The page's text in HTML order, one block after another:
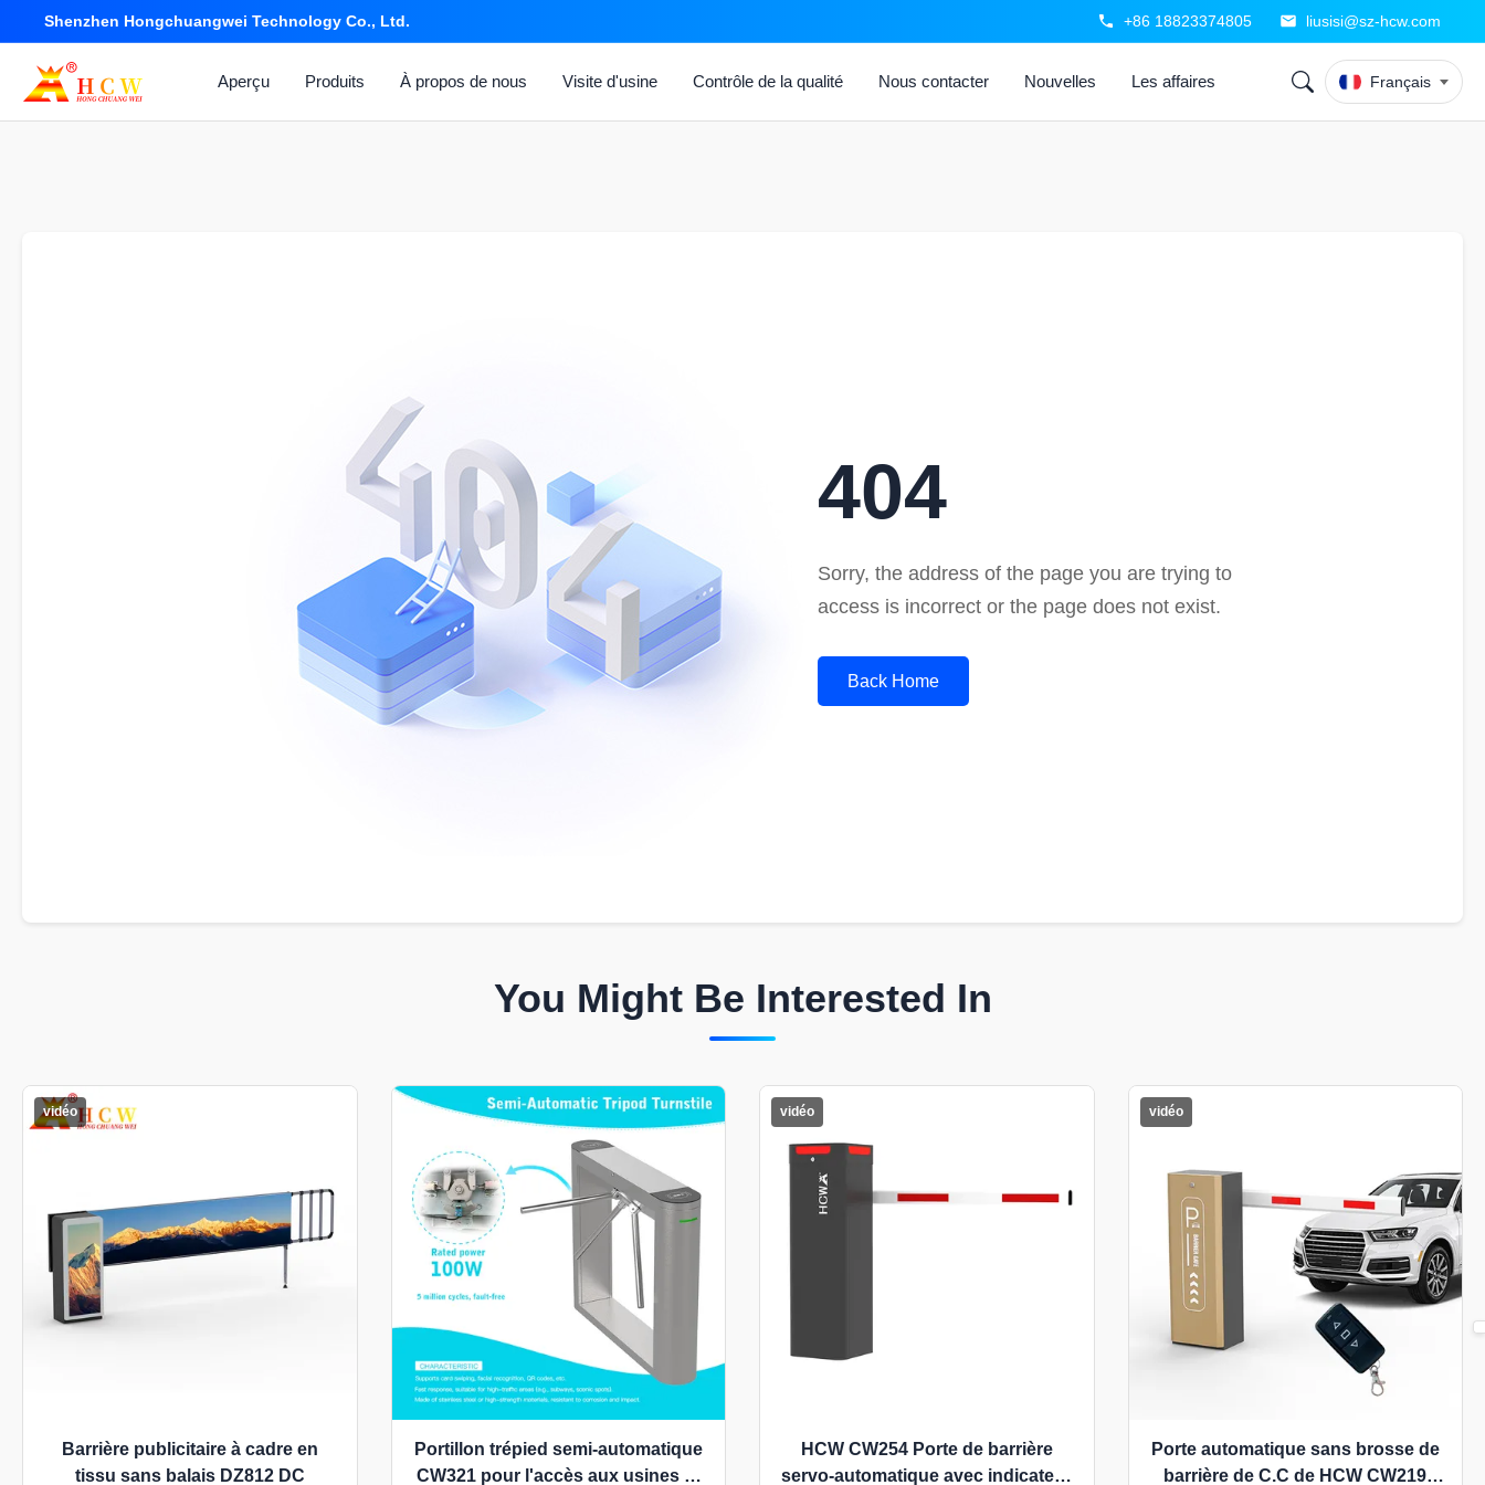
Shenzhen Hongchuangwei Technology Co., Ltd. +86 18823374805 liusisi@sz-hcw.com
Aperçu Produits À propos de nous Visite d'usine Contrôle de la qualité Nous contacter Nouvelles Les affaires Français
404
Sorry, the address of the page you are trying to
access is incorrect or the page does not exist.
Back Home
You Might Be Interested In
vidéo
Barrière publicitaire à cadre en
tissu sans balais DZ812 DC
Portillon trépied semi-automatique
CW321 pour l'accès aux usines et
vidéo
HCW CW254 Porte de barrière
servo-automatique avec indicateur
vidéo
Porte automatique sans brosse de
barrière de C.C de HCW CW219